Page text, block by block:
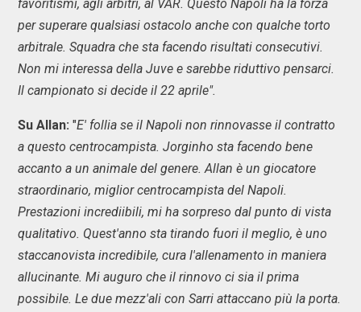
favoritismi, agli arbitri, al VAR. Questo Napoli ha la forza
per superare qualsiasi ostacolo anche con qualche torto
arbitrale. Squadra che sta facendo risultati consecutivi.
Non mi interessa della Juve e sarebbe riduttivo pensarci.
Il campionato si decide il 22 aprile".
Su Allan: "E' follia se il Napoli non rinnovasse il contratto
a questo centrocampista. Jorginho sta facendo bene
accanto a un animale del genere. Allan è un giocatore
straordinario, miglior centrocampista del Napoli.
Prestazioni incrediibili, mi ha sorpreso dal punto di vista
qualitativo. Quest'anno sta tirando fuori il meglio, è uno
staccanovista incredibile, cura l'allenamento in maniera
allucinante. Mi auguro che il rinnovo ci sia il prima
possibile. Le due mezz'ali con Sarri attaccano più la porta.